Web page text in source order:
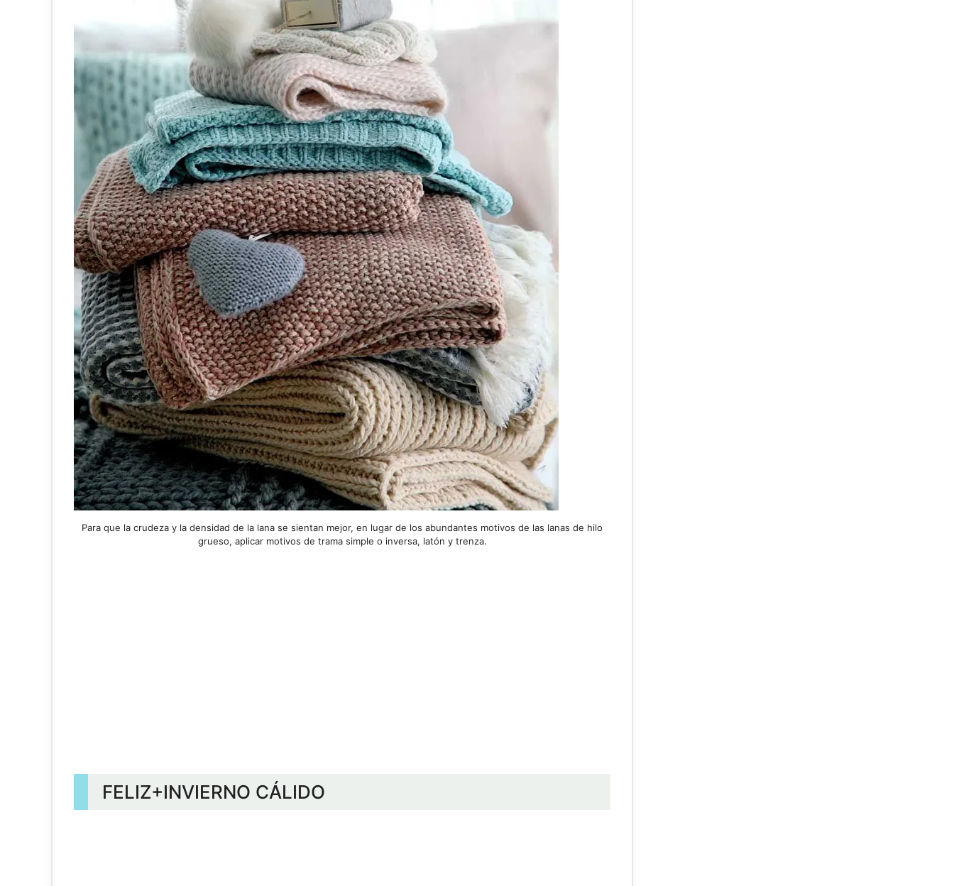
Para que la crudeza y la densidad de la lana se sientan mejor, en lugar de los abundantes motivos de las lanas de hilo
grueso, aplicar motivos de trama simple o inversa, latón y trenza.
FELIZ+INVIERNO CÁLIDO